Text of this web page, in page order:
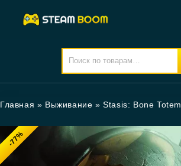
Главная » Выживание »Stasis: Bone Totem
-77%